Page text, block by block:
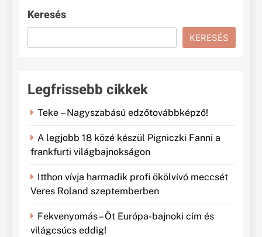
Keresés
KERESÉS
Legfrissebb cikkek
Teke – Nagyszabású edzőtovábbképző!
A legjobb 18 közé készül Pigniczki Fanni a
frankfurti világbajnokságon
Itthon vívja harmadik profi ökölvívó meccsét
Veres Roland szeptemberben
Fekvenyomás – Öt Európa-bajnoki cím és
világcsúcs eddig!